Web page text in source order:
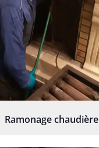
Ramonage chaudière